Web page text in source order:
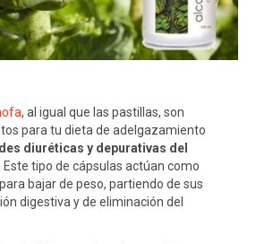
, al igual que las pastillas, son
para tu dieta de adelgazamiento
diuréticas y depurativas del
. Este tipo de cápsulas actúan como
bajar de peso, partiendo de sus
digestiva y de eliminación del